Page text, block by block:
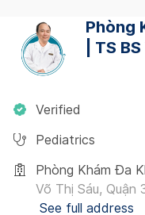
Phòng
| TS
Verified
Pediatrics
Phòng Khám Đa
Võ Thị Sáu, Quận
See full address